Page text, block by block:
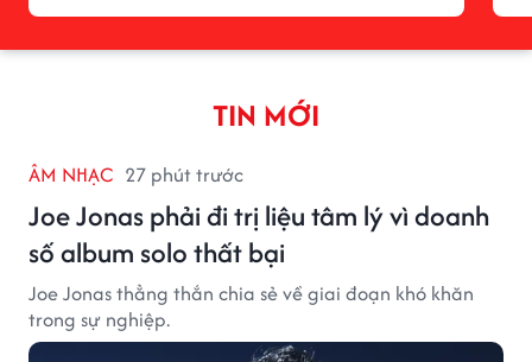
TIN MỚI
ÂM NHẠC 27 phút trước
Joe Jonas phải đi trị liệu tâm lý vì doanh
số album solo thất bại
Joe Jonas thẳng thắn chia sẻ về giai đoạn khó khăn
trong sự nghiệp.